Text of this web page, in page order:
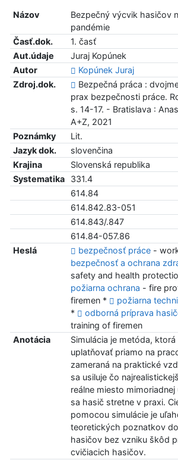
Názov
Bezpečný výcvik hasičov
pandémie
Časť.dok.
1. časť
Aut.údaje
Juraj Kopúnek
Autor
Kopúnek Juraj
Zdroj.dok.
Bezpečná práca :
prax bezpečnosti práce.
s. 14-17. - Bratislava :
A+Z, 2021
Poznámky
Lit.
Jazyk dok.
slovenčina
Krajina
Slovenská republika
Systematika
331.4
614.84
614.842.83-051
614.843/.847
614.84-057.86
Heslá
bezpečnosť práce-
bezpečnosť a ochrana
safety and health
požiarna ochrana - fire
firemen *
požiarna
*
odborná príprava
training of firemen
Anotácia
Simulácia je metóda, ktorá
uplatňovať priamo na
zameraná na praktické
sa usiluje čo
reálne miesto
sa hasič stretne v praxi.
pomocou simulácie je
teoretických poznatkov
hasičov bez vzniku škôd
cvičiacich hasičov.